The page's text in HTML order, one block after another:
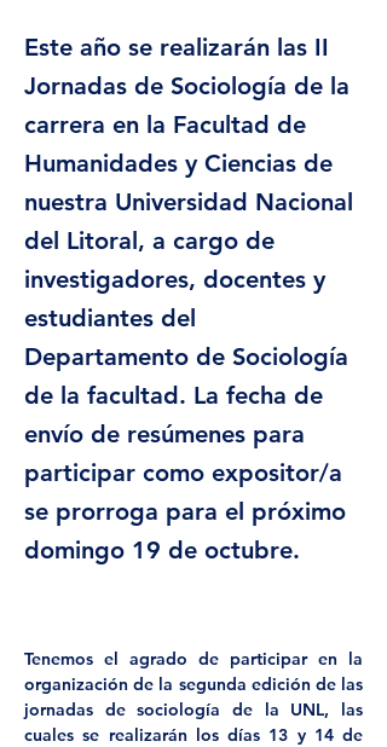
Este año se realizarán las II
Jornadas de Sociología de la
carrera en la Facultad de
Humanidades y Ciencias de
nuestra Universidad Nacional
del Litoral, a cargo de
investigadores, docentes y
estudiantes del
Departamento de Sociología
de la facultad. La fecha de
envío de resúmenes para
participar como expositor/a
se prorroga para el próximo
domingo 19 de octubre.
Tenemos el agrado de participar en la
organización de la segunda edición de las
jornadas de sociología de la UNL, las
cuales se realizarán los días 13 y 14 de